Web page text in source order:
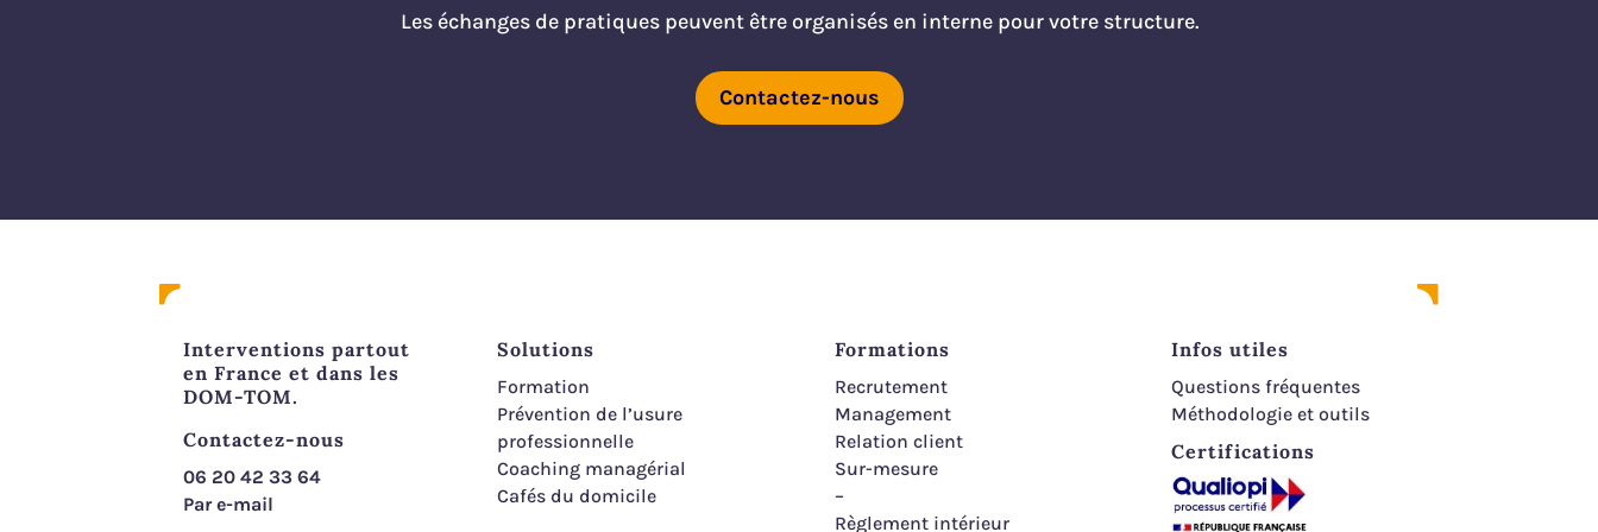
l’entourage des clients
Le non-respect des limites
par les aides à domicile
Le non-respect de
l’obligation de discrétion
clients/intervenant.e.s
embauchés et des
l’horaire prévu
Les échanges de pratiques peuvent être organisés en interne pour votre structure.
Contactez-nous
Interventions partout
en France et dans les
DOM-TOM.
Contactez-nous
06 20 42 33 64
Par e-mail
Solutions
Formation
Prévention de l’usure
professionnelle
Coaching managérial
Cafés du domicile
Formations
Recrutement
Management
Relation client
Sur-mesure
–
Règlement intérieur
Infos utiles
Questions fréquentes
Méthodologie et outils
Certifications